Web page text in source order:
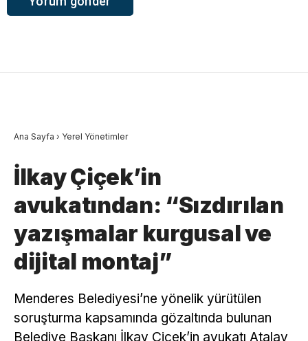
Ana Sayfa › Yerel Yönetimler
İlkay Çiçek’in
avukatından: “Sızdırılan
yazışmalar kurgusal ve
dijital montaj”
Menderes Belediyesi’ne yönelik yürütülen
soruşturma kapsamında gözaltında bulunan
Belediye Başkanı İlkay Çiçek’in avukatı Atalay